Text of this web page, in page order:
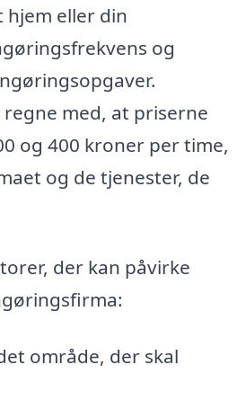
hjem eller din
og
med, at priserne
og 400 kroner per time,
og de tjenester, de
der kan påvirke
område, der skal